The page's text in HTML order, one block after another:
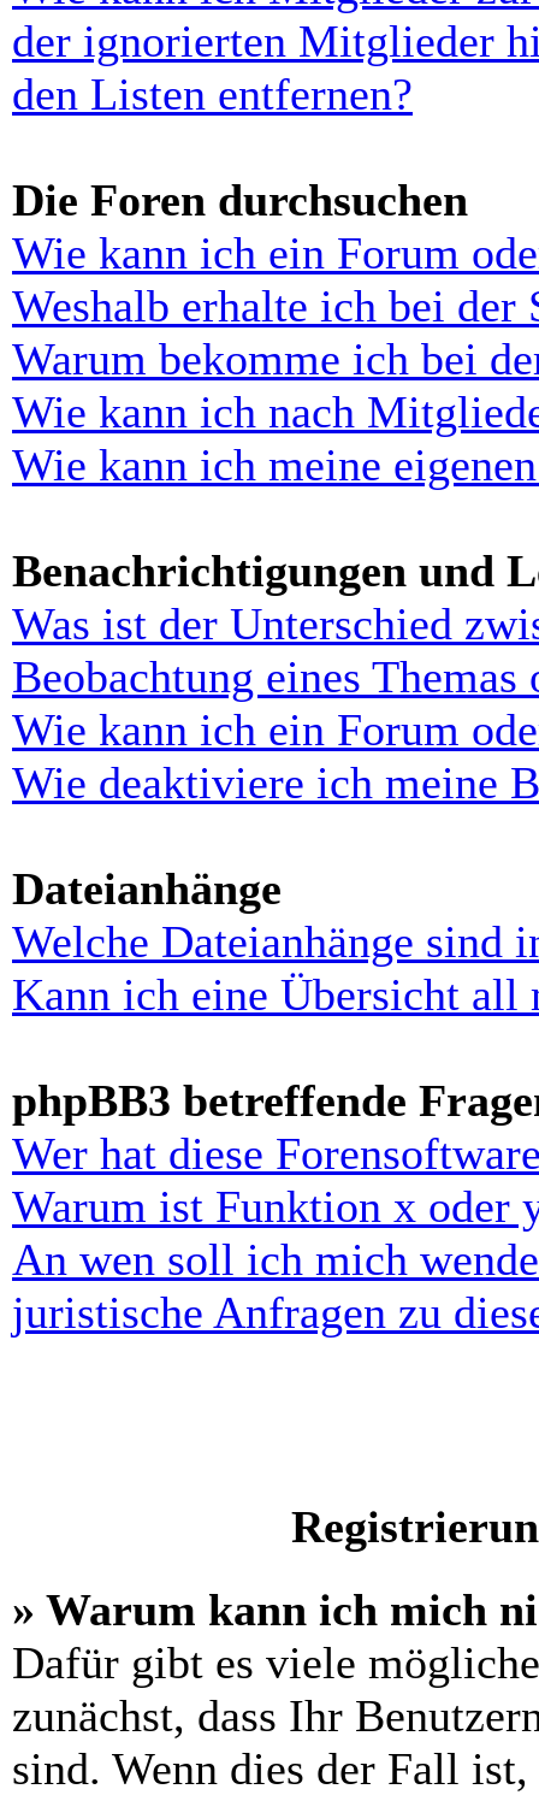
der ignorierten Mitglieder
den Listen entfernen?
Die Foren durchsuchen
Wie kann ich ein Forum
Weshalb erhalte ich bei der
Warum bekomme ich bei
Wie kann ich nach
Wie kann ich meine
Benachrichtigungen und
Was ist der Unterschied
Beobachtung eines Themas
Wie kann ich ein Forum
Wie deaktiviere ich meine
Dateianhänge
Welche Dateianhänge sind
Kann ich eine Übersicht all
phpBB3 betreffende
Wer hat diese
Warum ist Funktion x oder
An wen soll ich mich
juristische Anfragen zu
» Warum kann ich mich
Dafür gibt es viele
zunächst, dass Ihr
sind. Wenn dies der Fall